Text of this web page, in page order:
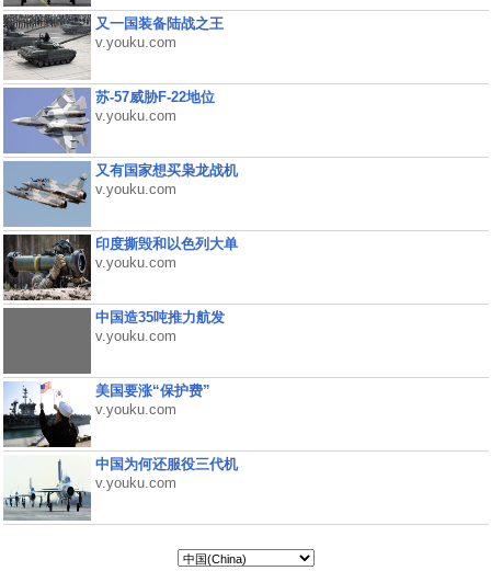
又一国装备陆战之王
v.youku.com
苏-57威胁F-22地位
v.youku.com
又有国家想买枭龙战机
v.youku.com
印度撕毁和以色列大单
v.youku.com
中国造35吨推力航发
v.youku.com
美国要涨“保护费”
v.youku.com
中国为何还服役三代机
v.youku.com